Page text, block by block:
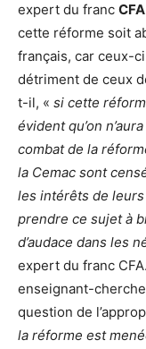
expert du franc CFA
cette réforme soit
français, car ceux-
détriment de ceux
t-il, « si cette
évident qu’on
combat de la
la Cemac sont
les intérêts de
prendre ce sujet à
d’audace dans les
expert du franc
enseignant-
question de
la réforme est